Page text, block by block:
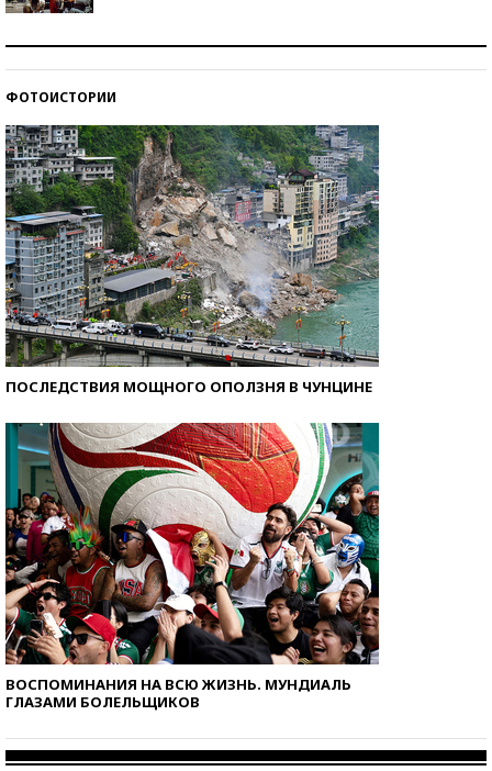
ФОТОИСТОРИИ
ПОСЛЕДСТВИЯ МОЩНОГО ОПОЛЗНЯ В ЧУНЦИНЕ
ВОСПОМИНАНИЯ НА ВСЮ ЖИЗНЬ. МУНДИАЛЬ
ГЛАЗАМИ БОЛЕЛЬЩИКОВ